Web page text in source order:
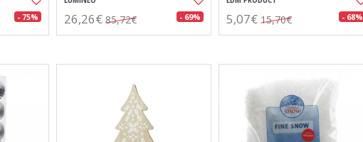
- 75% 26,26€ 85,72€ - 69% 5,07€ 15,70€ - 68%